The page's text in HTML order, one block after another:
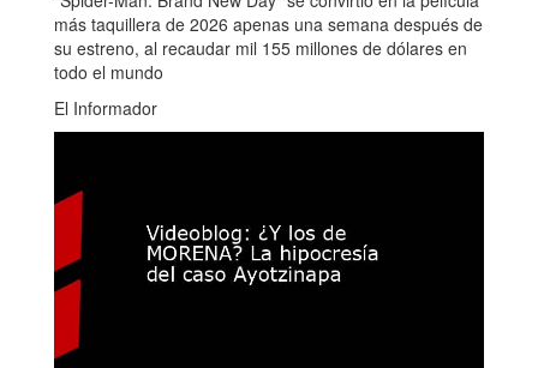
más taquillera de 2026 apenas una semana después de
su estreno, al recaudar mil 155 millones de dólares en
todo el mundo
El Informador